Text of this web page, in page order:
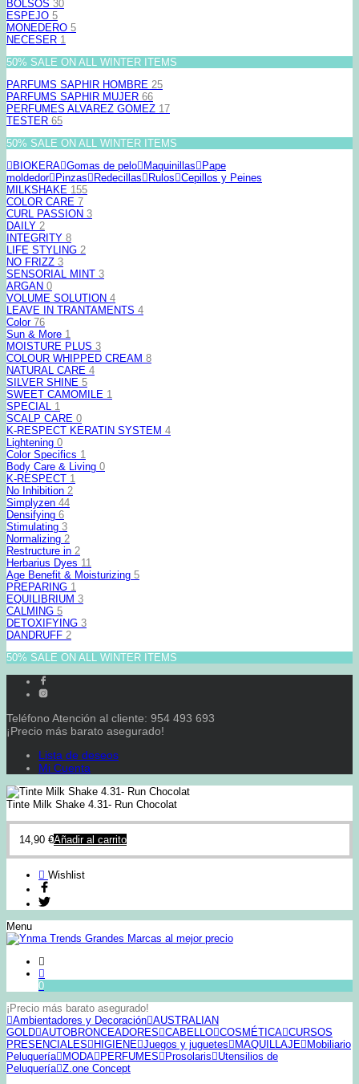
BOLSOS 30
ESPEJO 5
MONEDERO 5
NECESER 1
50% SALE ON ALL WINTER ITEMS
PARFUMS SAPHIR HOMBRE 25
PARFUMS SAPHIR MUJER 66
PERFUMES ALVAREZ GOMEZ 17
TESTER 65
50% SALE ON ALL WINTER ITEMS
BIOKERA Gomas de pelo Maquinillas
Pape
moldedor
Pinzas Redecillas Rulos Cepillos y Peines
MILKSHAKE 155
COLOR CARE 7
CURL PASSION 3
DAILY 2
INTEGRITY 8
LIFE STYLING 2
NO FRIZZ 3
SENSORIAL MINT 3
ARGAN 0
VOLUME SOLUTION 4
LEAVE IN TRANTAMENTS 4
Color 76
Sun & More 1
MOISTURE PLUS 3
COLOUR WHIPPED CREAM 8
NATURAL CARE 4
SILVER SHINE 5
SWEET CAMOMILE 1
SPECIAL 1
SCALP CARE 0
K-RESPECT KERATIN SYSTEM 4
Lightening 0
Color Specifics 1
Body Care & Living 0
K-RESPECT 1
No Inhibition 2
Simplyzen 44
Densifying 6
Stimulating 3
Normalizing 2
Restructure in 2
Herbarius Dyes 11
Age Benefit & Moisturizing 5
PREPARING 1
EQUILIBRIUM 3
CALMING 5
DETOXIFYING 3
DANDRUFF 2
50% SALE ON ALL WINTER ITEMS
Teléfono Atención al cliente: 954 493 693
¡Precio más barato asegurado!
Lista de deseos
Mi Cuenta
Tinte Milk Shake 4.31- Run Chocolat
14,90 €Añadir al carrito
Wishlist
Menu
0
¡Precio más barato asegurado!
Ambientadores y Decoración AUSTRALIAN
GOLD AUTOBRONCEADORES CABELLO COSMÉTICA CURSOS
PRESENCIALES
HIGIENE Juegos y juguetes MAQUILLAJE
Mobiliario
Peluquería
MODA PERFUMES Prosolaris
Utensilios de
Peluquería Z.one Concept